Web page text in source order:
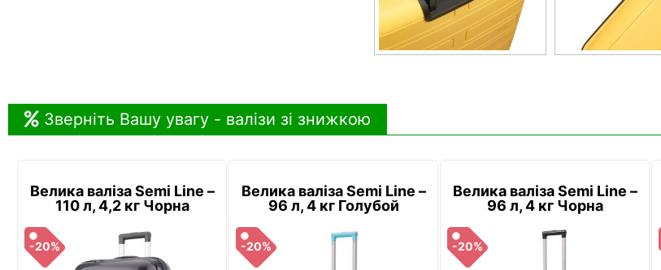
Зверніть Вашу увагу - валізи зі знижкою
Велика валіза Semi Line –
110 л, 4,2 кг Чорна
-20%
Велика валіза Semi Line –
96 л, 4 кг Голубой
-20%
Велика валіза Semi Line –
96 л, 4 кг Чорна
-20%